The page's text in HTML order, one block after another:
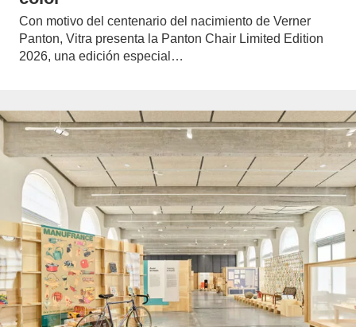
Con motivo del centenario del nacimiento de Verner
Panton, Vitra presenta la Panton Chair Limited Edition
2026, una edición especial…